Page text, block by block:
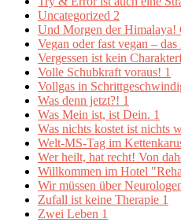
Uncategorized 2
Und Morgen der Himalaya!
Vegan oder fast vegan –
Vergessen ist kein
Volle Schubkraft voraus! 1
Vollgas in
Was denn jetzt?! 1
Was Mein ist, ist Dein. 1
Was nichts kostet ist nichts
Welt-MS-Tag im
Wer heilt, hat recht! Von
Willkommen im Hotel
Wir müssen über
Zufall ist keine Therapie 1
Zwei Leben 1